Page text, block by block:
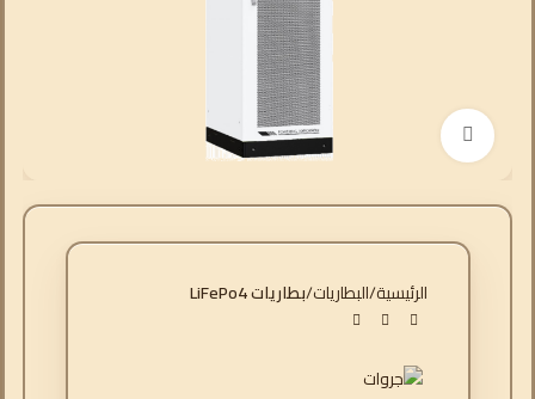
انقر للتكبير
الرئيسية البطاريات بطاريات LiFePo4